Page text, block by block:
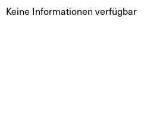
Keine Informationen verfügbar